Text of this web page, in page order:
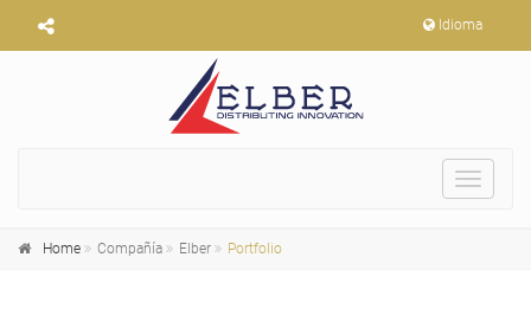
Idioma
Toggle
Home Compañía Elber Portfolio